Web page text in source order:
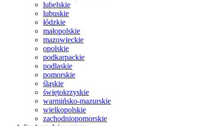
lubelskie
lubuskie
łódzkie
małopolskie
mazowieckie
opolskie
podkarpackie
podlaskie
pomorskie
śląskie
świętokrzyskie
warmińsko-mazurskie
wielkopolskie
zachodniopomorskie